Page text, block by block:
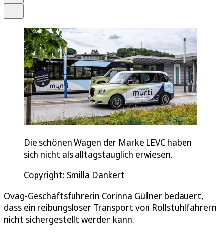
Die schönen Wagen der Marke LEVC haben
sich nicht als alltagstauglich erwiesen.
Copyright: Smilla Dankert
Ovag-Geschäftsführerin Corinna Güllner bedauert,
dass ein reibungsloser Transport von Rollstuhlfahrern
nicht sichergestellt werden kann.